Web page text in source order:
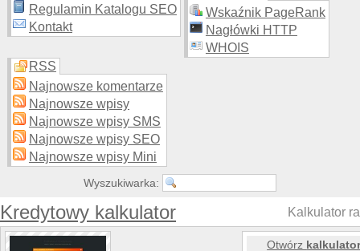
Regulamin Katalogu SEO
Kontakt
Wskaźnik PageRank
Nagłówki HTTP
WHOIS
RSS
Najnowsze komentarze
Najnowsze wpisy
Najnowsze wpisy SMS
Najnowsze wpisy SEO
Najnowsze wpisy Mini
Wyszukiwarka:
Kredytowy kalkulator Kalkulator
Otwórz